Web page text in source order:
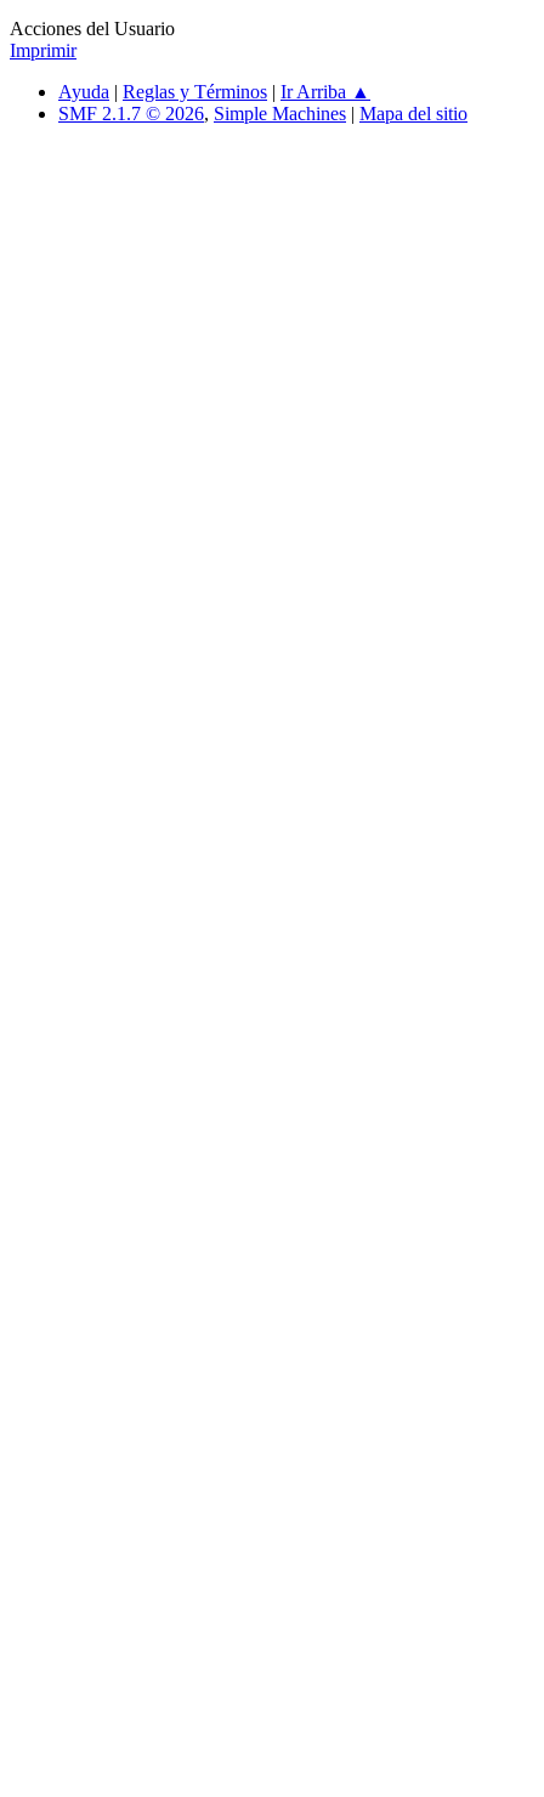
Acciones del Usuario
Imprimir
Ayuda | Reglas y Términos | Ir Arriba ▲
SMF 2.1.7 © 2026, Simple Machines | Mapa del sitio